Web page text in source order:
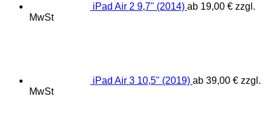
iPad Air 2 9,7" (2014) ab 19,00 € zzgl.
MwSt
iPad Air 3 10,5" (2019) ab 39,00 € zzgl.
MwSt